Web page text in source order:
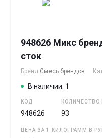
948626 Микс
сток
Бренд Смесь брендов
В наличии: 1
КОД
948626
КОЛИЧЕСТВО
93
ЦЕНА ЗА 1 КИЛОГРАММ В